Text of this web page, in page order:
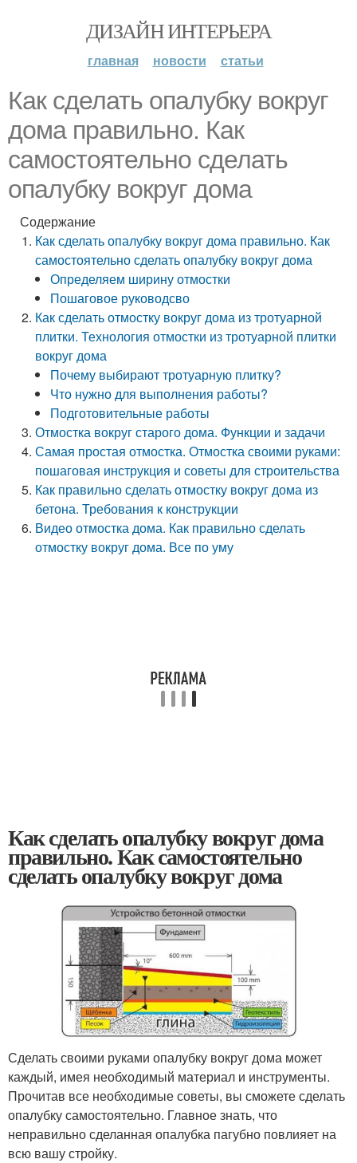
ДИЗАЙН ИНТЕРЬЕРА
главная новости статьи
Как сделать опалубку вокруг
дома правильно. Как
самостоятельно сделать
опалубку вокруг дома
Содержание
Как сделать опалубку вокруг дома правильно. Как
самостоятельно сделать опалубку вокруг дома
Определяем ширину отмостки
Пошаговое руководсво
Как сделать отмостку вокруг дома из тротуарной
плитки. Технология отмостки из тротуарной плитки
вокруг дома
Почему выбирают тротуарную плитку?
Что нужно для выполнения работы?
Подготовительные работы
Отмостка вокруг старого дома. Функции и задачи
Самая простая отмостка. Отмостка своими руками:
пошаговая инструкция и советы для строительства
Как правильно сделать отмостку вокруг дома из
бетона. Требования к конструкции
Видео отмостка дома. Как правильно сделать
отмостку вокруг дома. Все по уму
Как сделать опалубку вокруг дома
правильно. Как самостоятельно
сделать опалубку вокруг дома
Сделать своими руками опалубку вокруг дома может
каждый, имея необходимый материал и инструменты.
Прочитав все необходимые советы, вы сможете сделать
опалубку самостоятельно. Главное знать, что
неправильно сделанная опалубка пагубно повлияет на
всю вашу стройку.